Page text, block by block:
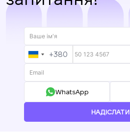
UKRAINE
+380
+380
WhatsApp
НАДІСЛАТИ